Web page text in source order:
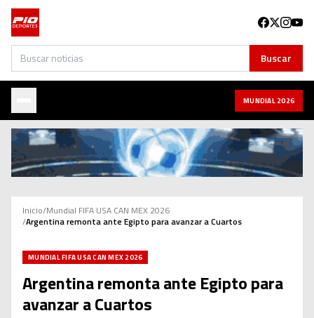
Buscar Buscar
MUNDIAL 2026
Inicio/Mundial FIFA USA CAN MEX 2026
/Argentina remonta ante Egipto para avanzar a Cuartos
MUNDIAL FIFA USA CAN MEX 2026
Argentina remonta ante Egipto para
avanzar a Cuartos